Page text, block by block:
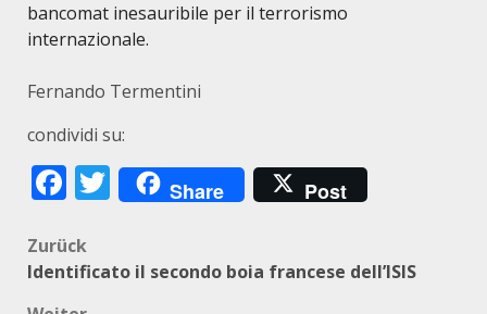
bancomat inesauribile per il terrorismo
internazionale.
Fernando Termentini
condividi su:
Facebook
Twitter
Share Post
Beitragsnavigation
Zurück
Identificato il secondo boia francese dell’ISIS